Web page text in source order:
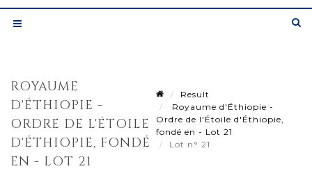
ROYAUME
D'ÉTHIOPIE -
ORDRE DE L'ÉTOILE
D'ÉTHIOPIE, FONDÉ
EN - LOT 21
Result
Royaume d'Éthiopie -
Ordre de l'Étoile d'Éthiopie,
fondé en - Lot 21
Lot n° 21